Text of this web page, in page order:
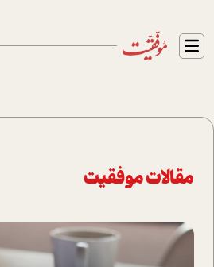
مقالات موفقیت